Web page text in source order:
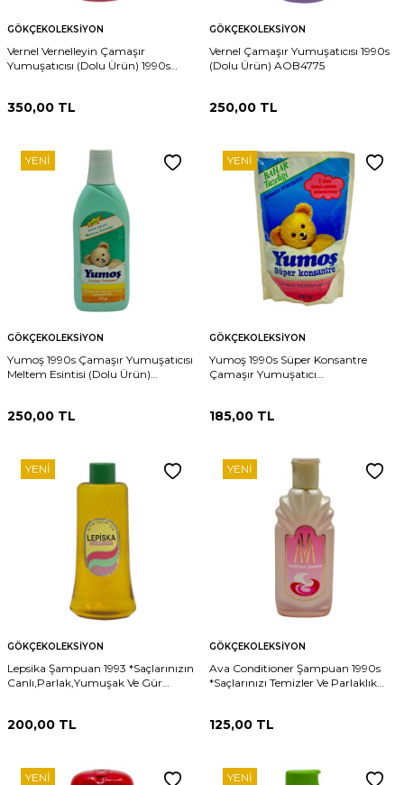
GÖKÇEKOLEKSIYON
Vernel Vernelleyin Çamaşır
Yumuşatıcısı (Dolu Ürün) 1990s
350,00 TL
GÖKÇEKOLEKSIYON
Vernel Çamaşır Yumuşatıcısı 1990s
(Dolu Ürün) AOB4775
250,00 TL
YENI
GÖKÇEKOLEKSIYON
Yumoş 1990s Çamaşır Yumuşatıcısı
Meltem Esintisi (Dolu Ürün)
250,00 TL
YENI
GÖKÇEKOLEKSIYON
Yumoş 1990s Süper Konsantre
Çamaşır Yumuşatıcı
185,00 TL
YENI
GÖKÇEKOLEKSIYON
Lepsika Şampuan 1993 *Saçlarınızın
Canlı,Parlak,Yumuşak Ve Gür
200,00 TL
YENI
GÖKÇEKOLEKSIYON
Ava Conditioner Şampuan 1990s
*Saçlarınızı Temizler Ve Parlaklık
125,00 TL
YENI YENI